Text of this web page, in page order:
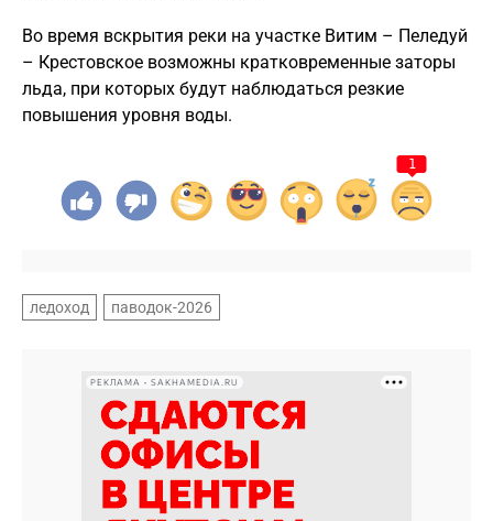
Во время вскрытия реки на участке Витим – Пеледуй
– Крестовское возможны кратковременные заторы
льда, при которых будут наблюдаться резкие
повышения уровня воды.
1
ледоход паводок-2026
РЕКЛАМА • SAKHAMEDIA.RU